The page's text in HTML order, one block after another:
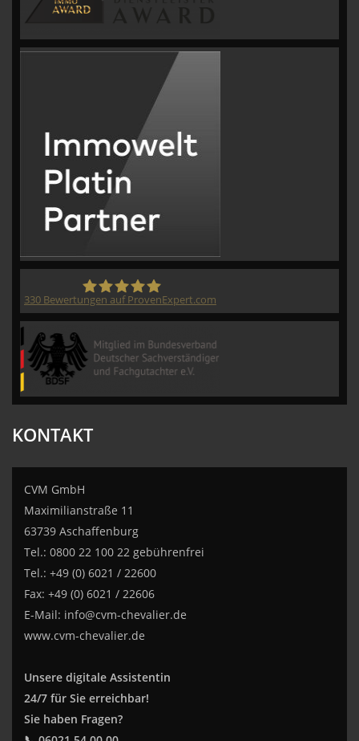
330 Bewertungen auf ProvenExpert.com
KONTAKT
CVM GmbH
Maximilianstraße 11
63739 Aschaffenburg
Tel.: 0800 22 100 22 gebührenfrei
Tel.: +49 (0) 6021 / 22600
Fax: +49 (0) 6021 / 22606
E-Mail: info@cvm-chevalier.de
www.cvm-chevalier.de
Unsere digitale Assistentin
24/7 für Sie erreichbar!
Sie haben Fragen?